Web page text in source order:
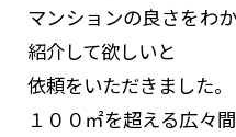
マンションの良さをわ
紹介して欲しいと
依頼をいただきました。
１００㎡を超える広々